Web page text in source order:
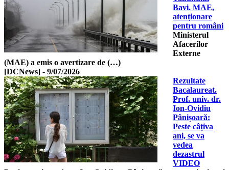
Bavi. MAE,
atenționare
pentru români
Ministerul
Afacerilor
Externe
(MAE) a emis o avertizare de (…)
[DCNews] - 9/07/2026
Rezultate
Bacalaureat.
Prof. univ. dr.
Ion-Ovidiu
Pânișoară:
Peste câțiva
ani, se va
vedea
dezastrul
VIDEO